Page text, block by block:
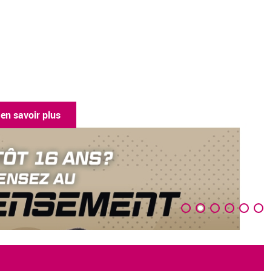
en savoir plus